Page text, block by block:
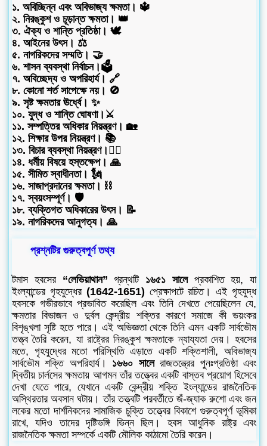
১. অবিচ্ছিন্ন এবং অবিভাজ্য ক্ষমতা। 🔱
২. নিরঙ্কুশ ও চূড়ান্ত ক্ষমতা। 👑
৩. ঐক্য ও শান্তি প্রতিষ্ঠা। 🕊️
৪. আইনের উৎস। ⚖️
৫. নাগরিকদের সম্মতি। 🤝
৬. শাসন ব্যবস্থা নির্বাচন।🗳️
৭. অবিচ্ছেদ্য ও অপরিহার্য। 🔗
৮. কোনো শর্ত সাপেক্ষে নয়। 🚫
৯. সৃষ্ট ক্ষমতার ঊর্ধ্বে। ✨
১০. যুদ্ধ ও শান্তি ঘোষণা।⚔️
১১. সম্পত্তির অধিকার নিয়ন্ত্রণ। 🏡
১২. শিক্ষার উপর নিয়ন্ত্রণ। 📚
১৩. বিচার ব্যবস্থা নিয়ন্ত্রণ।🧑‍⚖️
১৪. ধর্মীয় বিষয়ে হস্তক্ষেপ। 🙏
১৫. সীমিত স্বাধীনতা। 🗽
১৬. সাজাপ্রদানের ক্ষমতা। ⛓️
১৭. স্বয়ংসম্পূর্ণ। 🛡️
১৮. ব্যক্তিগত অধিকারের উৎস। 📝
১৯. নাগরিকদের আনুগত্য। 🙏
প্রশ্নটির গুরুত্বপূর্ণ তথ্য
টমাস হবসের “লেভিয়াথান” গ্রন্থটি১৬৫১ সালেপ্রকাশিত হয়, যা
ইংল্যান্ডের গৃহযুদ্ধের(1642-1651) প্রেক্ষাপটে রচিত। এই গৃহযুদ্ধ
হবসকে গভীরভাবে প্রভাবিত করেছিল এবং তিনি দেখতে পেয়েছিলেন যে,
ক্ষমতার বিভাজন ও দুর্বল কেন্দ্রীয় শক্তির কারণে সমাজে কী ভয়ংকর
বিশৃঙ্খলা সৃষ্টি হতে পারে। এই অভিজ্ঞতা থেকে তিনি এমন একটি সার্বভৌম
তত্ত্ব তৈরি করেন, যা রাষ্ট্রের নিরঙ্কুশ ক্ষমতাকে ন্যায্যতা দেয়। হবসের
মতে, গৃহযুদ্ধের মতো পরিস্থিতি এড়াতে একটি শক্তিশালী, অবিভাজ্য
সার্বভৌম শক্তি অপরিহার্য।
১৬৬০ সালেরাজতন্ত্রের পুনঃপ্রতিষ্ঠা এবং
দ্বিতীয় চার্লসের ক্ষমতায় আগমন তাঁর তত্ত্বের একটি বাস্তব প্রয়োগ হিসেবে
দেখা যেতে পারে, যেখানে একটি কেন্দ্রীয় শক্তি ইংল্যান্ডের রাজনৈতিক
অস্থিরতার অবসান ঘটায়। তাঁর তত্ত্বটি পরবর্তীতে জঁ-জ্যাক রুশো এবং জন
লকের মতো দার্শনিকদের সামাজিক চুক্তি তত্ত্বের বিকাশে গুরুত্বপূর্ণ ভূমিকা
রাখে, যদিও তাদের দৃষ্টিভঙ্গি ভিন্ন ছিল। হবস আধুনিক রাষ্ট্র এবং
রাজনৈতিক ক্ষমতা সম্পর্কে একটি মৌলিক কাঠামো তৈরি করেন।